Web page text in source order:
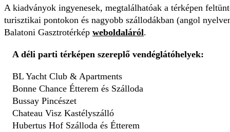
A kiadványok ingyenesek, megtalálhatóak a térképen
turisztikai pontokon és nagyobb szállodákban (angol
Balatoni Gasztrotérkép weboldaláról.
A déli parti térképen szereplő vendéglátóhelyek:
BL Yacht Club & Apartments
Bonne Chance Étterem és Szálloda
Bussay Pincészet
Chateau Visz Kastélyszálló
Hubertus Hof Szálloda és Étterem